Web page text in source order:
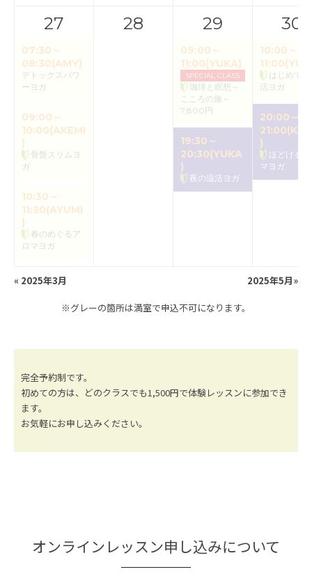
27
07:30～
08:30(AMY)
デトックスパワ
ーヨガ
09:00～
10:00(AKEMI
)
骨盤スリムヨ
ガ
10:30～
11:30(AYUMI
)
春のめぐるア
ロマヨガ
28 29
09:00～
11:00(YUKA)
SPECIAL CLASS
珈琲と瞑想～
こころの旅～
7,800円
19:30～
20:30(YUKA
)
夜の温活ヨガ
30
10:00～
はじめて
活ヨガ
20:00～
)
ほどける
マヨガ
« 2025年3月 2025年5月»
※グレーの箇所は満室で申込不可になります。
完全予約制です。
初めての方は、どのクラスでも1,500円で体験レッスンに参加でき
ます。
お気軽にお申し込みください。
オンラインレッスン申し込みについて